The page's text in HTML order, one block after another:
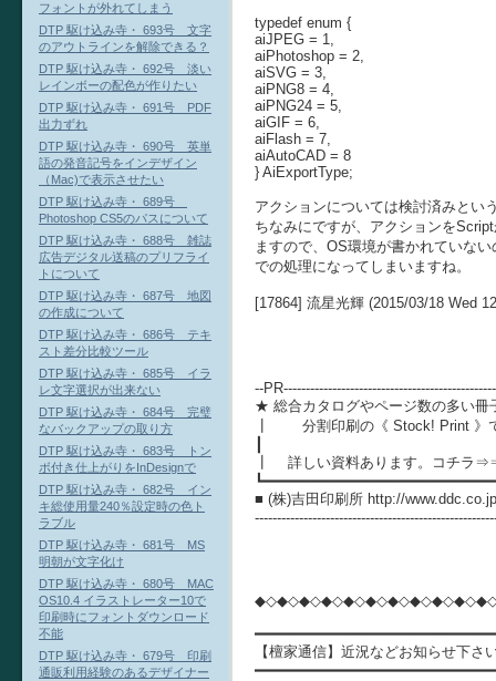
typedef enum {
aiJPEG = 1,
aiPhotoshop = 2,
aiSVG = 3,
aiPNG8 = 4,
aiPNG24 = 5,
aiGIF = 6,
aiFlash = 7,
aiAutoCAD = 8
} AiExportType;
アクションについては検討済みとい
ちなみにですが、アクションを
ますので、OS環境が書かれていな
での処理になってしまいますね。
[17864] 流星光輝 (2015/03/18 Wed
--
★ 総合カタログやページ数の多い冊
┃ 分割印刷の《 Stock! Print 》で
┃ 詳しい資料あります。コチラ
■ (株)吉田印刷所 http://
【檀家通信】近況などお知らせ下さ
フォントが外れてしまう
DTP 駆け込み寺・ 693号 文字
のアウトラインを解除できる？
DTP 駆け込み寺・ 692号 淡い
レインボーの配色が作りたい
DTP 駆け込み寺・ 691号 PDF
出力ずれ
DTP 駆け込み寺・ 690号 英単
語の発音記号をインデザイン
（Mac)で表示させたい
DTP 駆け込み寺・ 689号
Photoshop CS5のパスについて
DTP 駆け込み寺・ 688号 雑誌
広告デジタル送稿のプリフライ
トについて
DTP 駆け込み寺・ 687号 地図
の作成について
DTP 駆け込み寺・ 686号 テキ
スト差分比較ツール
DTP 駆け込み寺・ 685号 イラ
レ文字選択が出来ない
DTP 駆け込み寺・ 684号 完璧
なバックアップの取り方
DTP 駆け込み寺・ 683号 トン
ボ付き仕上がりをInDesignで
DTP 駆け込み寺・ 682号 イン
キ総使用量240％設定時の色ト
ラブル
DTP 駆け込み寺・ 681号 MS
明朝が文字化け
DTP 駆け込み寺・ 680号 MAC
OS10.4 イラストレーター10で
印刷時にフォントダウンロード
不能
DTP 駆け込み寺・ 679号 印刷
通販利用経験のあるデザイナー